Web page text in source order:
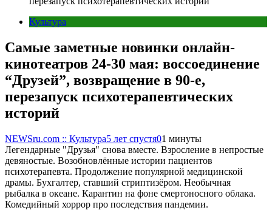
Культура
Самые заметные новинки онлайн-
кинотеатров 24-30 мая: воссоединение
“Друзей”, возвращение в 90-е,
перезапуск психотерапевтических
историй
NEWSru.com :: Культура5 лет спустя01 минуты
Легендарные "Друзья" снова вместе. Взросление в непростые
девяностые. Возобновлённые истории пациентов
психотерапевта. Продолжение популярной медицинской
драмы. Бухгалтер, ставший стриптизёром. Необычная
рыбалка в океане. Карантин на фоне смертоносного облака.
Комедийный хоррор про последствия пандемии.